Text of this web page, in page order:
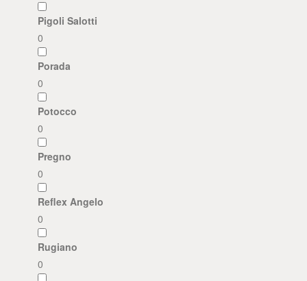
Pigoli Salotti
0
Porada
0
Potocco
0
Pregno
0
Reflex Angelo
0
Rugiano
0